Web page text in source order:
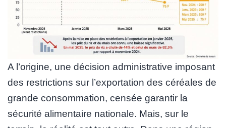
A l’origine, une décision administrative imposant
des restrictions sur l’exportation des céréales de
grande consommation, censée garantir la
sécurité alimentaire nationale. Mais, sur le